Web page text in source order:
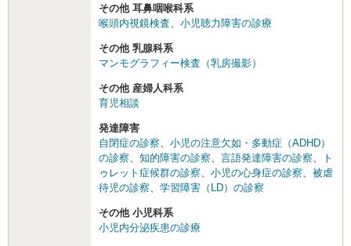
その他 耳鼻咽喉科系
喉頭内視鏡検査、 小児聴力障害の診療
その他 乳腺科系
マンモグラフィー検査（乳房撮影）
その他 産婦人科系
育児相談
発達障害
自閉症の診察、 小児の注意欠如・多動症（ADHD）
の診察、 知的障害の診察、 言語発達障害の診察、
ト
ゥレット症候群の診察、 小児の心身症の診察、 被虐
待児の診察、 学習障害（LD）の診察
その他 小児科系
小児内分泌疾患の診療